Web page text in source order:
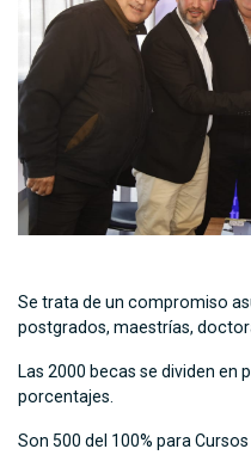
Se trata de un compromiso
postgrados, maestrías,
Las 2000 becas se dividen en
porcentajes.
Son 500 del 100% para